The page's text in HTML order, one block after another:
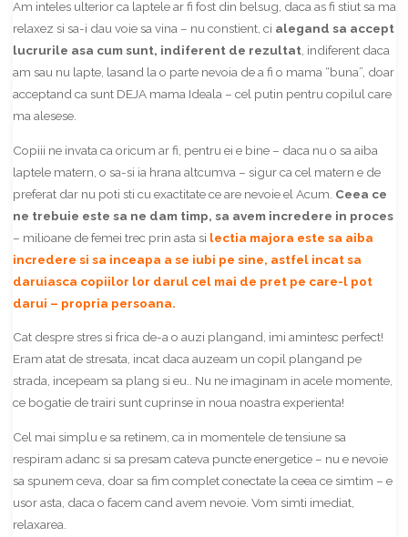
Am inteles ulterior ca laptele ar fi fost din belsug, daca as fi stiut sa ma
relaxez si sa-i dau voie sa vina – nu constient, ci alegand sa accept
lucrurile asa cum sunt, indiferent de rezultat, indiferent daca
am sau nu lapte, lasand la o parte nevoia de a fi o mama “buna”, doar
acceptand ca sunt DEJA mama Ideala – cel putin pentru copilul care
ma alesese.
Copiii ne invata ca oricum ar fi, pentru ei e bine – daca nu o sa aiba
laptele matern, o sa-si ia hrana altcumva – sigur ca cel matern e de
preferat dar nu poti sti cu exactitate ce are nevoie el Acum. Ceea ce
ne trebuie este sa ne dam timp, sa avem incredere in proces
– milioane de femei trec prin asta si lectia majora este sa aiba
incredere si sa inceapa a se iubi pe sine, astfel incat sa
daruiasca copiilor lor darul cel mai de pret pe care-l pot
darui – propria persoana.
Cat despre stres si frica de-a o auzi plangand, imi amintesc perfect!
Eram atat de stresata, incat daca auzeam un copil plangand pe
strada, incepeam sa plang si eu.. Nu ne imaginam in acele momente,
ce bogatie de trairi sunt cuprinse in noua noastra experienta!
Cel mai simplu e sa retinem, ca in momentele de tensiune sa
respiram adanc si sa presam cateva puncte energetice – nu e nevoie
sa spunem ceva, doar sa fim complet conectate la ceea ce simtim – e
usor asta, daca o facem cand avem nevoie. Vom simti imediat,
relaxarea.